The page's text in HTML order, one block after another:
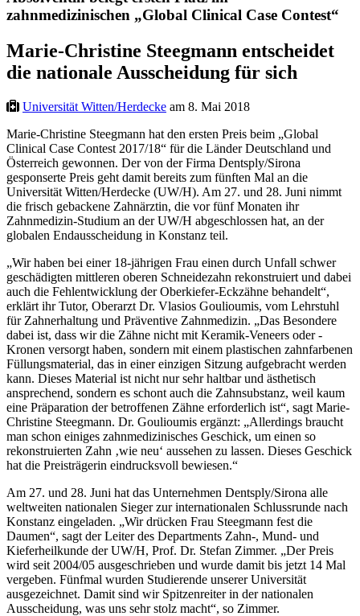
zahnmedizinischen „Global Clinical Case Contest“
Marie-Christine Steegmann entscheidet
die nationale Ausscheidung für sich
Universität Witten/Herdecke am 8. Mai 2018
Marie-Christine Steegmann hat den ersten Preis beim „Global
Clinical Case Contest 2017/18“ für die Länder Deutschland und
Österreich gewonnen. Der von der Firma Dentsply/Sirona
gesponserte Preis geht damit bereits zum fünften Mal an die
Universität Witten/Herdecke (UW/H). Am 27. und 28. Juni nimmt
die frisch gebackene Zahnärztin, die vor fünf Monaten ihr
Zahnmedizin-Studium an der UW/H abgeschlossen hat, an der
globalen Endausscheidung in Konstanz teil.
„Wir haben bei einer 18-jährigen Frau einen durch Unfall schwer
geschädigten mittleren oberen Schneidezahn rekonstruiert und dabei
auch die Fehlentwicklung der Oberkiefer-Eckzähne behandelt“,
erklärt ihr Tutor, Oberarzt Dr. Vlasios Goulioumis, vom Lehrstuhl
für Zahnerhaltung und Präventive Zahnmedizin. „Das Besondere
dabei ist, dass wir die Zähne nicht mit Keramik-Veneers oder -
Kronen versorgt haben, sondern mit einem plastischen zahnfarbenen
Füllungsmaterial, das in einer einzigen Sitzung aufgebracht werden
kann. Dieses Material ist nicht nur sehr haltbar und ästhetisch
ansprechend, sondern es schont auch die Zahnsubstanz, weil kaum
eine Präparation der betroffenen Zähne erforderlich ist“, sagt Marie-
Christine Steegmann. Dr. Goulioumis ergänzt: „Allerdings braucht
man schon einiges zahnmedizinisches Geschick, um einen so
rekonstruierten Zahn ‚wie neu‘ aussehen zu lassen. Dieses Geschick
hat die Preisträgerin eindrucksvoll bewiesen.“
Am 27. und 28. Juni hat das Unternehmen Dentsply/Sirona alle
weltweiten nationalen Sieger zur internationalen Schlussrunde nach
Konstanz eingeladen. „Wir drücken Frau Steegmann fest die
Daumen“, sagt der Leiter des Departments Zahn-, Mund- und
Kieferheilkunde der UW/H, Prof. Dr. Stefan Zimmer. „Der Preis
wird seit 2004/05 ausgeschrieben und wurde damit bis jetzt 14 Mal
vergeben. Fünfmal wurden Studierende unserer Universität
ausgezeichnet. Damit sind wir Spitzenreiter in der nationalen
Ausscheidung, was uns sehr stolz macht“, so Zimmer.